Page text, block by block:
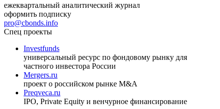
ежеквартальный аналитический журнал
оформить подписку
pro@cbonds.info
Спец проекты
Investfunds
универсальный ресурс по фондовому рынку для
частного инвестора России
Mergers.ru
проект о российском рынке M&A
Preqveca.ru
IPO, Private Equity и венчурное финансирование